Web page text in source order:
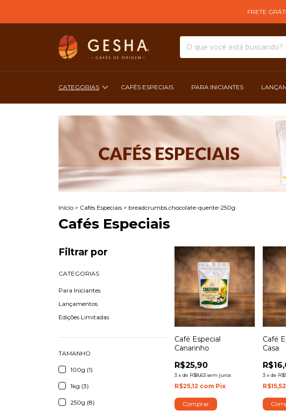
FRETE GRÁTIS
CATEGORIAS CAFÉS ESPECIAIS PARA INICIANTES
Início > Cafés Especiais > breadcrumbs.chocolate-quente-250g
Cafés Especiais
Filtrar por
CATEGORIAS
Para Iniciantes
Lançamentos
Edições Limitadas
TAMANHO
100g (1)
1kg (3)
250g (8)
Café Especial
Canarinho
R$25,90
3 xde R$8,63 sem juros
R$25,12 com Pix
Comprar
Café
Casa
3 xde
R$15,52